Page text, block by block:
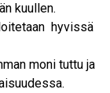
kuullen.
hyvissä
moni tuttu ja